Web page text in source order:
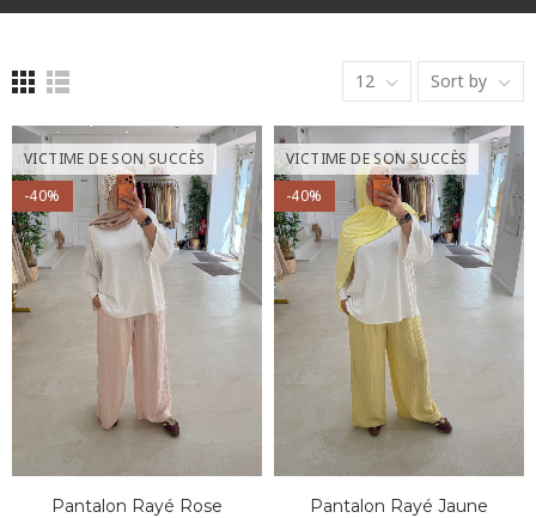
12 Sort by
VICTIME DE SON SUCCÈS
-40%
Pantalon Rayé Rose
VICTIME DE SON SUCCÈS
-40%
Pantalon Rayé Jaune